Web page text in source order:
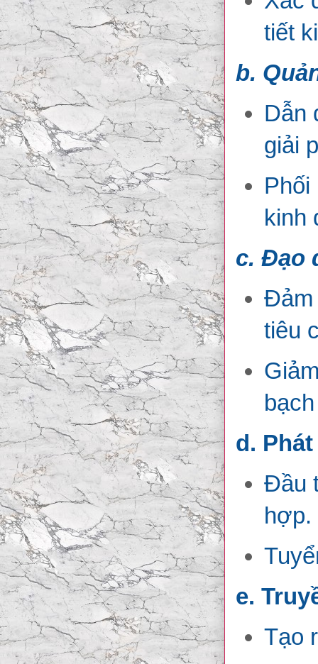
tiết
b.
Dẫn
giải
kinh
c. Đạo
Đảm
tiêu
d.
Đầu
hợp.
e.
Tạo